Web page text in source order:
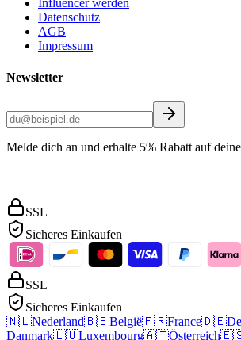
Influencer werden
Datenschutz
AGB
Impressum
Newsletter
Melde dich an und erhalte 5% Rabatt auf
SSL
Sicheres Einkaufen
SSL
Sicheres Einkaufen
🇳🇱Nederland🇧🇪België🇫🇷France🇩🇪
Danmark🇱🇺Luxembourg🇦🇹Österreich